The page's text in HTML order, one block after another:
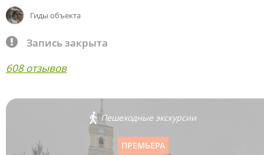
Гиды объекта
Запись закрыта
608 отзывов
Пешеходные экскурсии
ПРЕМЬЕРА